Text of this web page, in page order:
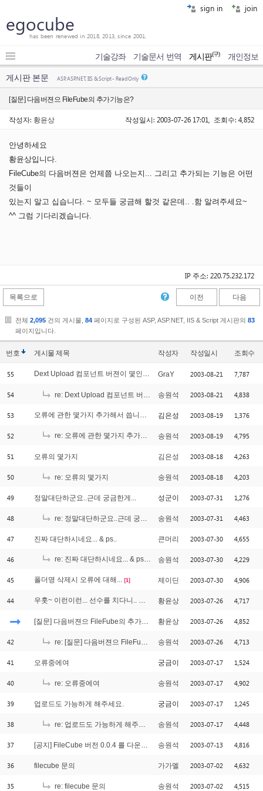
sign in join
egocube
has been renewed in 2018, 2013, since 2001.
기술강좌 기술문서 번역 게시판(구) 개인정보
게시판 본문 ASP, ASP.NET, IIS & Script - Read Only
[질문] 다음버젼으 FileFube의 추가기능은?
작성자: 황윤상 작성일시: 2003-07-26 17:01, 조회수: 4,852
안녕하세요
황윤상입니다.
FileCube의 다음버젼은 언제쯤 나오는지... 그리고 추가되는 기능은 어떤
것들이
있는지 알고 십습니다. ~ 모두들 궁금해 할것 같은데.. .함 알려주세요~
^^ 그럼 기다리겠습니다.
IP 주소: 220.75.232.172
목록으로 이전 다음
전체 2,095 건의 게시물, 84 페이지로 구성된 ASP, ASP.NET, IIS & Script 게시판의 83
페이지입니다.
번호 게시물제목 작성자 작성일시 조회수
55 Dext Upload 컴포넌트 버젼이 몇인지요? [2]
GraY 2003-08-21 7,787
54 re: Dext Upload 컴포넌트 버젼이 몇인지요? 송원석 2003-08-21 4,838
53 오류에 관한 몇가지 추가해서 씁니다.^^ [2]
김은성 2003-08-19 1,376
52 re: 오류에 관한 몇가지 추가해서 씁니다.^^ [5]
송원석 2003-08-19 4,795
51 오류의 몇가지 김은성 2003-08-18 4,263
50 re: 오류의 몇가지 송원석 2003-08-18 4,203
49 정말대단하군요..근데 궁금한게... 성군이 2003-07-31 1,276
48 re: 정말대단하군요..근데 궁금한게... 송원석 2003-07-31 4,463
47 진짜 대단하시네요... & ps.. 큰머리 2003-07-30 4,655
46 re: 진짜 대단하시네요... & ps.. 송원석 2003-07-30 4,229
45 폴더명 삭제시 오류에 대해... [1] 제이딘 2003-07-30 4,906
44 우훗~ 이런이런... 선수를 치다니.. ㅋㅋ [1]황윤상 2003-07-26 4,717
[질문] 다음버젼으 FileFube의 추가기능은? 황윤상 2003-07-26 4,852
42 re: [질문] 다음버젼으 FileFube의 추가기능은? 송원석 2003-07-26 4,713
41 오류중에여 궁금이 2003-07-17 1,524
40 re: 오류중에여 송원석 2003-07-17 4,902
39 업로드도 가능하게 해주세요. 궁금이 2003-07-17 1,245
38 re: 업로드도 가능하게 해주세요. 송원석 2003-07-17 4,448
37 [공지] FileCube 버전 0.0.4 를 다운로드 받으실 수 있습니다. 송원석 2003-07-13 4,816
36 filecube 문의 가가멜 2003-07-02 4,632
35 re: filecube 문의 송원석 2003-07-02 4,515